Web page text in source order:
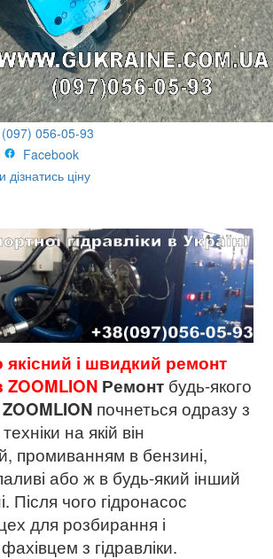
056-05-93
Facebook
ціну
і швидкий ремонт
ZOOMLION Ремонт будь-якого
ZOOMLION почнеться одразу з
на якій він
промиванням в бензині,
або ж в будь-який інший
Після чого гідронасос
для розбирання і
з гідравліки.